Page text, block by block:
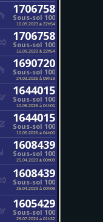
1706758
Sous-sol 100
16.09.2023 à 22h54
1706758
Sous-sol 100
16.09.2023 à 22h54
1690720
Sous-sol 100
24.03.2025 à 09h19
1644015
Sous-sol 100
10.05.2026 à 04h01
1644015
Sous-sol 100
10.05.2026 à 04h00
1608439
Sous-sol 100
25.04.2023 à 00h09
1608439
Sous-sol 100
25.04.2023 à 00h09
1605429
Sous-sol 100
29.07.2024 à 01h32